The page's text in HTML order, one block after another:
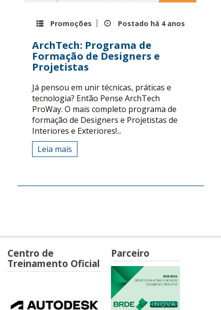
Promoções Postado há 4 anos
ArchTech: Programa de
Formação de Designers e
Projetistas
Já pensou em unir técnicas, práticas e
tecnologia? Então Pense ArchTech
ProWay. O mais completo programa de
formação de Designers e Projetistas de
Interiores e Exteriores!...
Leia mais
Centro de
Treinamento Oficial
Parceiro